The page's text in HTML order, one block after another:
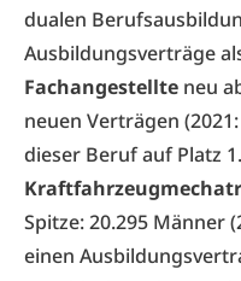
dualen
Ausbildungsverträge
Fachangestellte neu
neuen Verträgen
dieser Beruf auf Platz
Spitze: 20.295 Männer
einen